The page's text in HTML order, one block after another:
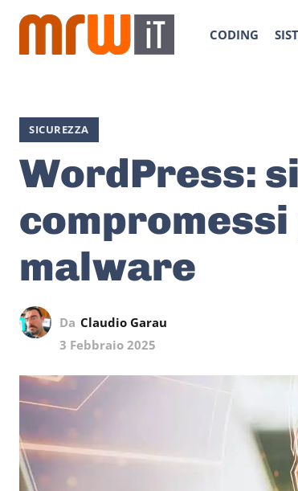
CODING
SICUREZZA
WordPress:
malware
Da Claudio Garau
3 Febbraio 2025